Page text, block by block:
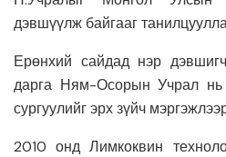
дэвшүүлж байгааг
Ерөнхий сайдад нэр
дарга Ням-Осорын Учрал
сургуулийг эрх зүйч
2010 онд Лимкоквин